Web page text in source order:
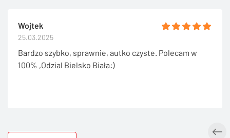
Wojtek
25.03.2025
Bardzo szybko, sprawnie, autko czyste. Polecam w
100% ,Odzial Bielsko Biała:)